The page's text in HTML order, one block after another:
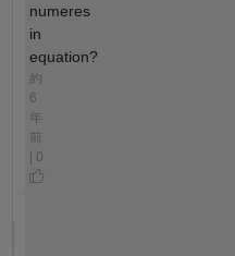
numeres
in
equation?
約
6
年
前
| 0